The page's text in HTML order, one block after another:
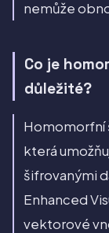
nemůže
Co je
důležité?
Homomorfní
která
šifrovanými
Enhanced
vektorové